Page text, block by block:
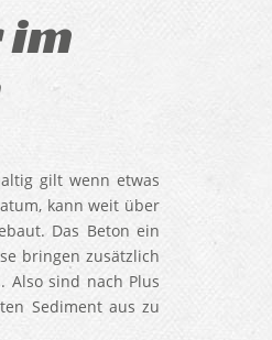
im
gilt wenn etwas
kann weit über
Das Beton ein
bringen zusätzlich
Also sind nach Plus
Sediment aus zu